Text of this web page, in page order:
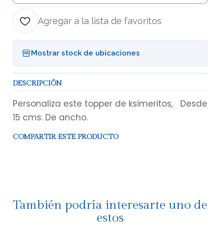
Agregar a la lista de favoritos
Mostrar stock de ubicaciones
DESCRIPCIÓN
Personaliza este topper de ksimeritos, Desde
15 cms. De ancho.
COMPARTIR ESTE PRODUCTO
También podría interesarte uno de
estos